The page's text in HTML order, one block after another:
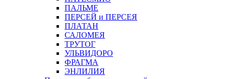
ПАЛЬМЕ
ПЕРСЕЙ и ПЕРСЕЯ
ПЛАТАН
САЛОМЕЯ
ТРУТОГ
УЛЬВИДОРО
ФРАГМА
ЭНЛИЛИЯ